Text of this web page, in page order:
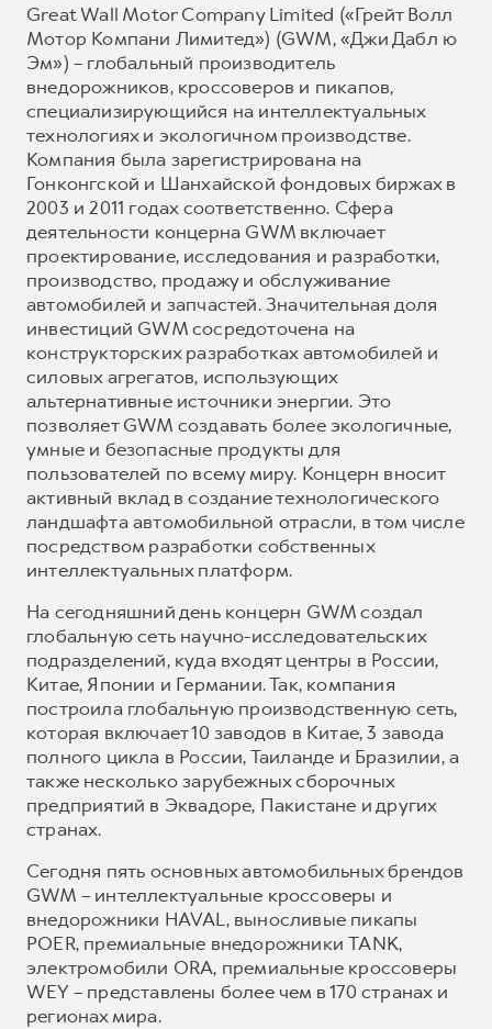
Great Wall Motor Company Limited («Грейт Волл
Мотор Компани Лимитед») (GWM, «Джи Дабл ю
Эм») – глобальный производитель
внедорожников, кроссоверов и пикапов,
специализирующийся на интеллектуальных
технологиях и экологичном производстве.
Компания была зарегистрирована на
Гонконгской и Шанхайской фондовых биржах в
2003 и 2011 годах соответственно. Сфера
деятельности концерна GWM включает
проектирование, исследования и разработки,
производство, продажу и обслуживание
автомобилей и запчастей. Значительная доля
инвестиций GWM сосредоточена на
конструкторских разработках автомобилей и
силовых агрегатов, использующих
альтернативные источники энергии. Это
позволяет GWM создавать более экологичные,
умные и безопасные продукты для
пользователей по всему миру. Концерн вносит
активный вклад в создание технологического
ландшафта автомобильной отрасли, в том числе
посредством разработки собственных
интеллектуальных платформ.
На сегодняшний день концерн GWM создал
глобальную сеть научно-исследовательских
подразделений, куда входят центры в России,
Китае, Японии и Германии. Так, компания
построила глобальную производственную сеть,
которая включает 10 заводов в Китае, 3 завода
полного цикла в России, Таиланде и Бразилии, а
также несколько зарубежных сборочных
предприятий в Эквадоре, Пакистане и других
странах.
Сегодня пять основных автомобильных брендов
GWM – интеллектуальные кроссоверы и
внедорожники HAVAL, выносливые пикапы
POER, премиальные внедорожники TANK,
электромобили ORA, премиальные кроссоверы
WEY – представлены более чем в 170 странах и
регионах мира.